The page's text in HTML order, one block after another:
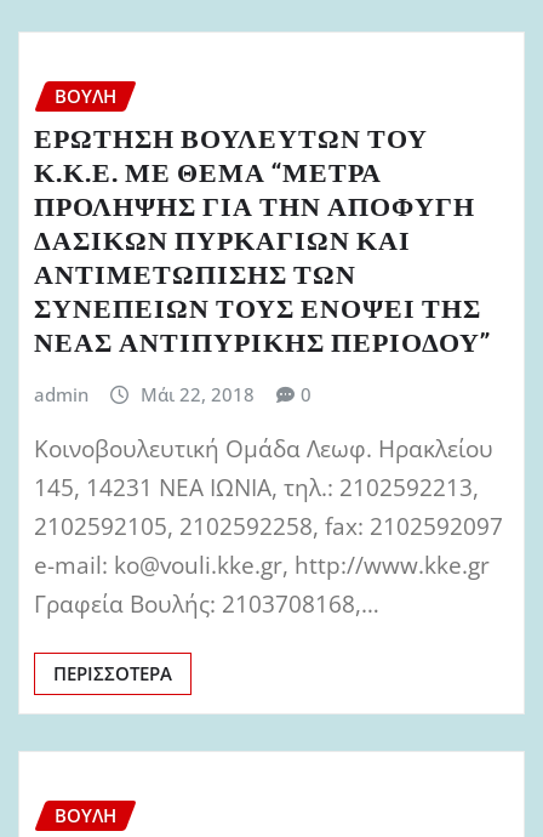
ΒΟΥΛΉ
ΕΡΩΤΗΣΗ ΒΟΥΛΕΥΤΩΝ ΤΟΥ
Κ.Κ.Ε. ΜΕ ΘΕΜΑ “ΜΕΤΡΑ
ΠΡΟΛΗΨΗΣ ΓΙΑ ΤΗΝ ΑΠΟΦΥΓΗ
ΔΑΣΙΚΩΝ ΠΥΡΚΑΓΙΩΝ ΚΑΙ
ΑΝΤΙΜΕΤΩΠΙΣΗΣ ΤΩΝ
ΣΥΝΕΠΕΙΩΝ ΤΟΥΣ ΕΝΟΨΕΙ ΤΗΣ
ΝΕΑΣ ΑΝΤΙΠΥΡΙΚΗΣ ΠΕΡΙΟΔΟΥ”
admin Μάι 22, 2018 0
Κοινοβουλευτική Ομάδα Λεωφ. Ηρακλείου
145, 14231 ΝΕΑ ΙΩΝΙΑ, τηλ.: 2102592213,
2102592105, 2102592258, fax: 2102592097
e-mail: ko@vouli.kke.gr, http://www.kke.gr
Γραφεία Βουλής: 2103708168,…
ΠΕΡΙΣΣΌΤΕΡΑ
ΒΟΥΛΉ